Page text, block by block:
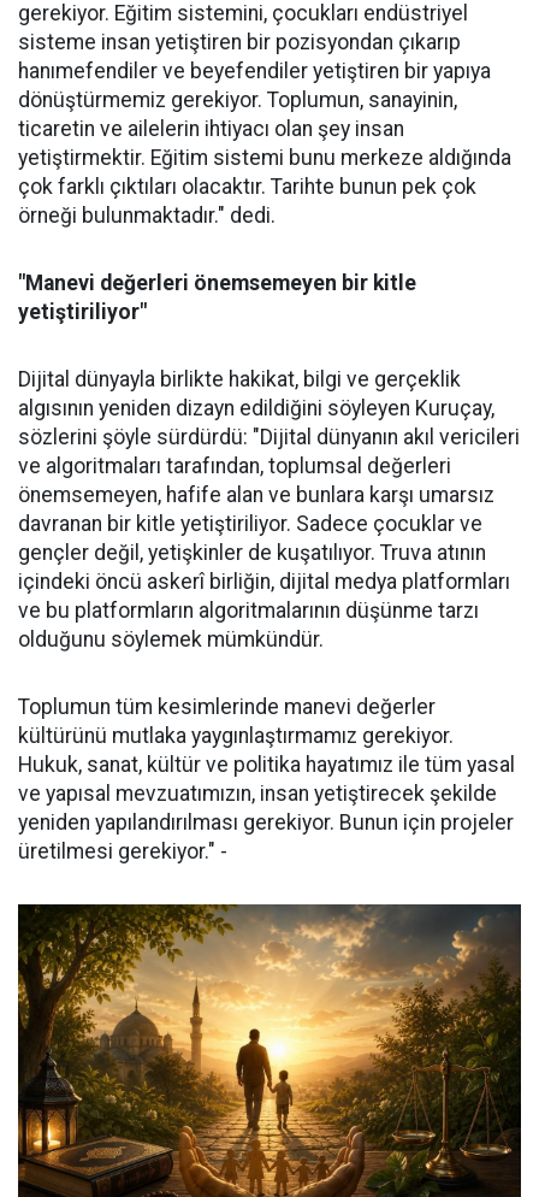
gerekiyor. Eğitim sistemini, çocukları endüstriyel
sisteme insan yetiştiren bir pozisyondan çıkarıp
hanımefendiler ve beyefendiler yetiştiren bir yapıya
dönüştürmemiz gerekiyor. Toplumun, sanayinin,
ticaretin ve ailelerin ihtiyacı olan şey insan
yetiştirmektir. Eğitim sistemi bunu merkeze aldığında
çok farklı çıktıları olacaktır. Tarihte bunun pek çok
örneği bulunmaktadır." dedi.
"Manevi değerleri önemsemeyen bir kitle
yetiştiriliyor"
Dijital dünyayla birlikte hakikat, bilgi ve gerçeklik
algısının yeniden dizayn edildiğini söyleyen Kuruçay,
sözlerini şöyle sürdürdü: "Dijital dünyanın akıl vericileri
ve algoritmaları tarafından, toplumsal değerleri
önemsemeyen, hafife alan ve bunlara karşı umarsız
davranan bir kitle yetiştiriliyor. Sadece çocuklar ve
gençler değil, yetişkinler de kuşatılıyor. Truva atının
içindeki öncü askerî birliğin, dijital medya platformları
ve bu platformların algoritmalarının düşünme tarzı
olduğunu söylemek mümkündür.
Toplumun tüm kesimlerinde manevi değerler
kültürünü mutlaka yaygınlaştırmamız gerekiyor.
Hukuk, sanat, kültür ve politika hayatımız ile tüm yasal
ve yapısal mevzuatımızın, insan yetiştirecek şekilde
yeniden yapılandırılması gerekiyor. Bunun için projeler
üretilmesi gerekiyor." -